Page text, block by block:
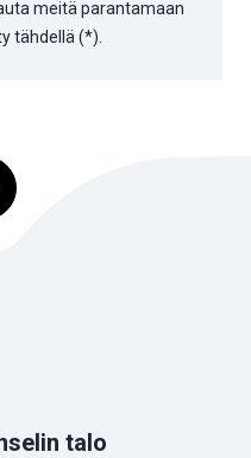
meitä parantamaan
tähdellä (*).
ylös
talo